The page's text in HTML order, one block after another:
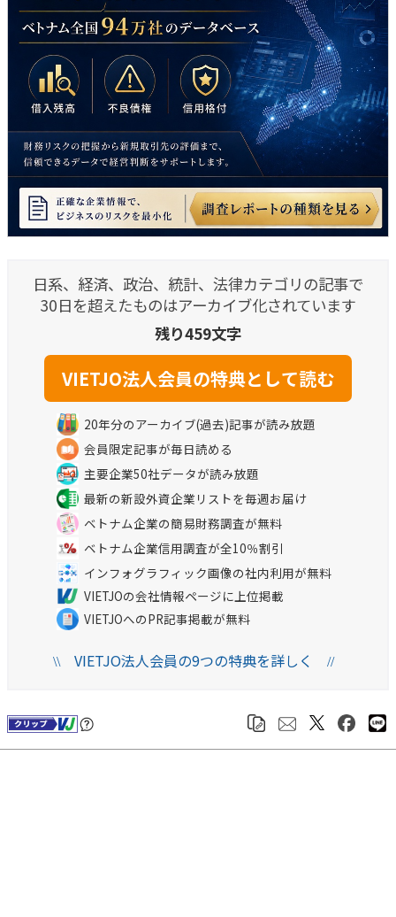
日系、経済、政治、統計、法律カテゴリの記事で
30日を超えたものはアーカイブ化されています
残り459文字
20年分のアーカイブ(過去)記事が読み放題
会員限定記事が毎日読める
主要企業50社データが読み放題
最新の新設外資企業リストを毎週お届け
ベトナム企業の簡易財務調査が無料
ベトナム企業信用調査が全10％割引
インフォグラフィック画像の社内利用が無料
VIETJOの会社情報ページに上位掲載
VIETJOへのPR記事掲載が無料
\\VIETJO法人会員の9つの特典を詳しく //